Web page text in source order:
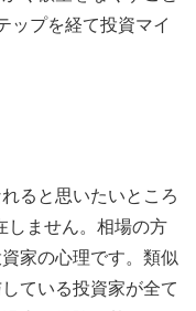
ップを経て投資マイ
ると思いたいところ
しません。相場の方
家の心理です。類似
ている投資家が全て